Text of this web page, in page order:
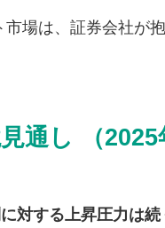
市場は、証券会社が
通し （2025
対する上昇圧力は続